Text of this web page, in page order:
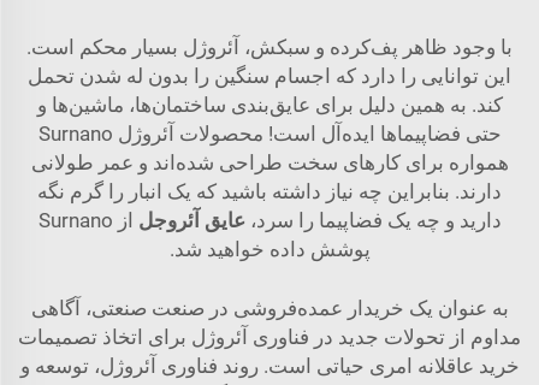
با وجود ظاهر پف‌کرده و سبکش، آئروژل بسیار محکم است.
این توانایی را دارد که اجسام سنگین را بدون له شدن تحمل
کند. به همین دلیل برای عایق‌بندی ساختمان‌ها، ماشین‌ها و
حتی فضاپیماها ایده‌آل است! محصولات آئروژل Surnano
همواره برای کارهای سخت طراحی شده‌اند و عمر طولانی
دارند. بنابراین چه نیاز داشته باشید که یک انبار را گرم نگه
دارید و چه یک فضاپیما را سرد، عایق آئروجل
از Surnano
پوشش داده خواهید شد.
به عنوان یک خریدار عمده‌فروشی در صنعت صنعتی، آگاهی
مداوم از تحولات جدید در فناوری آئروژل برای اتخاذ تصمیمات
خرید عاقلانه امری حیاتی است. روند فناوری آئروژل، توسعه و